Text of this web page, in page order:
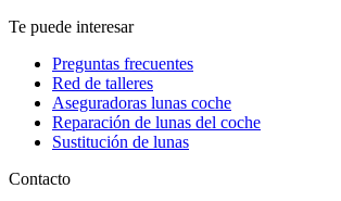
Te puede interesar
Preguntas frecuentes
Red de talleres
Aseguradoras lunas coche
Reparación de lunas del coche
Sustitución de lunas
Contacto